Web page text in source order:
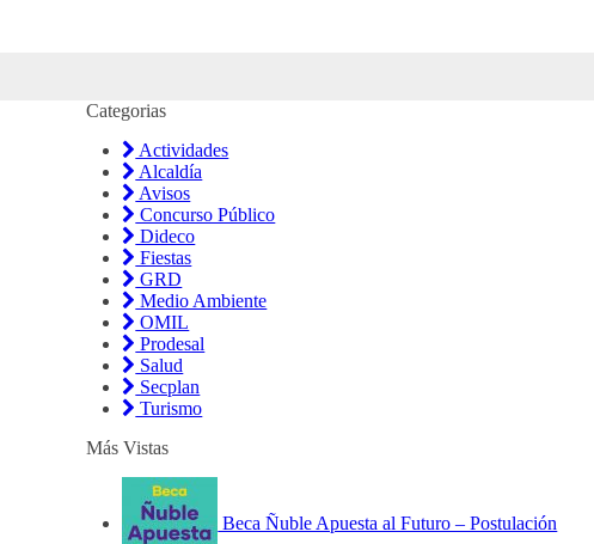
Categorias
Actividades
Alcaldía
Avisos
Concurso Público
Dideco
Fiestas
GRD
Medio Ambiente
OMIL
Prodesal
Salud
Secplan
Turismo
Más Vistas
Beca Ñuble Apuesta al Futuro – Postulación